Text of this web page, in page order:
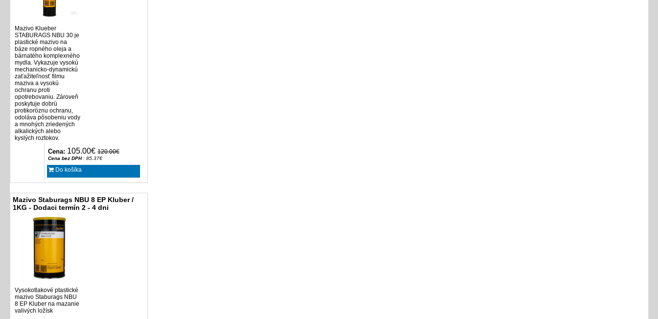
Mazivo Klueber
STABURAGS NBU 30 je
plastické mazivo na
báze ropného oleja a
bárnatého komplexného
mydla. Vykazuje vysokú
mechanicko-dynamickú
zaťažiteľnosť filmu
maziva a vysokú
ochranu proti
opotrebovaniu. Zároveň
poskytuje dobrú
protikoróznu ochranu,
odoláva pôsobeniu vody
a mnohých zriedených
alkalických alebo
kyslých roztokov.
Cena: 105.00€ 120.00€
Cena bez DPH: 85.37€
Do košíka
Mazivo Staburags NBU 8 EP Kluber /
1KG - Dodaci termín 2 - 4 dni
Vysokotlakové ptastické
mazivo Staburags NBU
8 EP Kluber na mazanie
valivých ložísk